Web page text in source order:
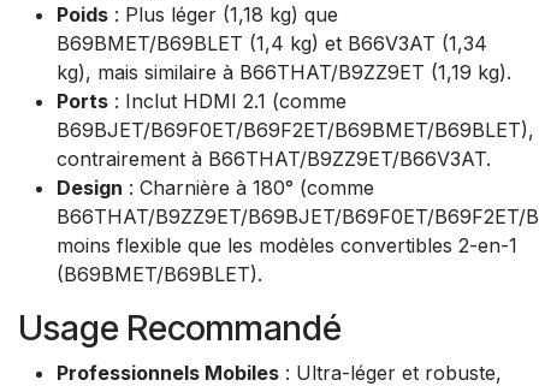
Poids : Plus léger (1,18 kg) que
B69BMET/B69BLET (1,4 kg) et B66V3AT (1,34
kg), mais similaire à B66THAT/B9ZZ9ET (1,19 kg).
Ports : Inclut HDMI 2.1 (comme
B69BJET/B69F0ET/B69F2ET/B69BMET/B69BLET),
contrairement à B66THAT/B9ZZ9ET/B66V3AT.
Design : Charnière à 180° (comme
B66THAT/B9ZZ9ET/B69BJET/B69F0ET/B69F2ET/
moins flexible que les modèles convertibles 2-en-1
(B69BMET/B69BLET).
Usage Recommandé
Professionnels Mobiles : Ultra-léger et robuste,